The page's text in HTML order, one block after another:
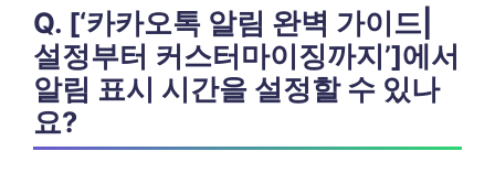
Q. [‘카카오톡 알림 완벽 가이드|
설정부터 커스터마이징까지’]에서
알림 표시 시간을 설정할 수 있나
요?